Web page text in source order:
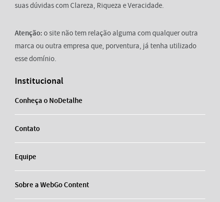
suas dúvidas com Clareza, Riqueza e Veracidade.
Atenção: o site não tem relação alguma com qualquer outra
marca ou outra empresa que, porventura, já tenha utilizado
esse domínio.
Institucional
Conheça o NoDetalhe
Contato
Equipe
Sobre a WebGo Content